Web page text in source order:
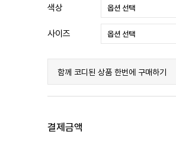
색상
사이즈
함께 코디된 상품 한번에 구매하기
결제금액